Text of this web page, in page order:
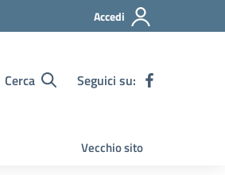
Accedi
Cerca Seguici su:
Vecchio sito